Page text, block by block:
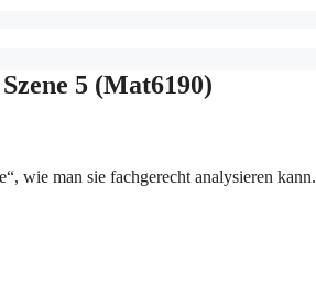
5 (Mat6190)
wie man sie fachgerecht analysieren kann.